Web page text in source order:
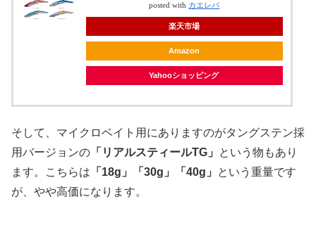
posted with カエレバ
楽天市場
Amazon
Yahooショッピング
そして、マイクロベイト用にありますのがタングステン採
用バージョンの 「リアルスティールTG」
という物もあり
ます。こちらは 「18g」「30g」「40g」
という重量です
が、やや高価になります。